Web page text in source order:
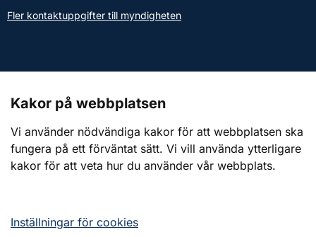
Fler kontaktuppgifter till myndigheten
Webbplatsen
Om webbplatsen
Kakor på webbplatsen
Vi använder nödvändiga kakor för att webbplatsen ska
fungera på ett förväntat sätt. Vi vill använda ytterligare
kakor för att veta hur du använder vår webbplats.
Inställningar för cookies